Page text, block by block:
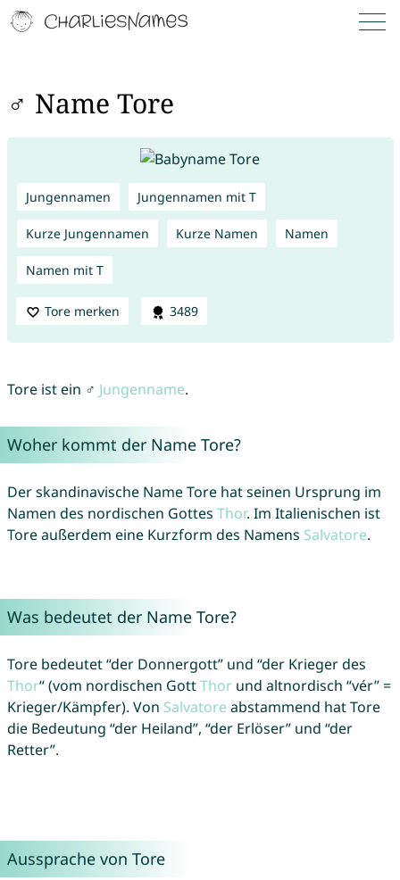
♂ Name Tore
Jungennamen Jungennamen mit T
Kurze Jungennamen Kurze Namen Namen
Namen mit T
Tore merken 3489
Tore ist ein ♂ Jungenname.
Woher kommt der Name Tore?
Der skandinavische Name Tore hat seinen Ursprung im
Namen des nordischen Gottes Thor. Im Italienischen ist
Tore außerdem eine Kurzform des Namens Salvatore.
Was bedeutet der Name Tore?
Tore bedeutet “der Donnergott” und “der Krieger des
Thor“ (vom nordischen GottThorund altnordisch “vér” =
Krieger/Kämpfer). Von Salvatore abstammend hat Tore
die Bedeutung “der Heiland”, “der Erlöser” und “der
Retter”.
Aussprache von Tore